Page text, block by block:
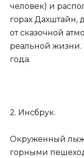
человек) и
горах Дахштайн,
от сказочной
реальной жизни.
года.
2. Инсбрук.
Окруженный
горными